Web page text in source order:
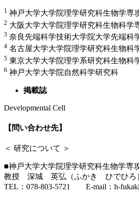
1 神戸大学大学院理学研究科生物学専
2 大阪大学大学院理学研究科生物科学
3 奈良先端科学技術大学院大学先端科
4 名古屋大学大学院理学研究科生物科
5 東京大学大学院理学系研究科生物科
6 神戸大学大学院自然科学研究科
掲載誌
Developmental Cell
【問い合わせ先】
＜ 研究について ＞
■神戸大学大学院理学研究科生物学専
教授 深城 英弘（ふかき ひでひろ
TEL：078-803-5721 E-mail：h-